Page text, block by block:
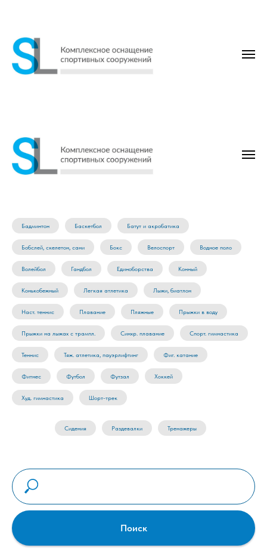
Бадминтон Баскетбол Батут и акробатика
Бобслей, скелетон, сани Бокс Велоспорт Водное поло
Волейбол Гандбол Единоборства Конный
Конькобежный Легкая атлетика Лыжи, биатлон
Наст. теннис Плавание Пляжные Прыжки в воду
Прыжки на лыжах с трампл. Синхр. плавание Спорт. гимнастика
Теннис Тяж. атлетика, пауэрлифтинг Фиг. катание
Фитнес Футбол Футзал Хоккей
Худ. гимнастика Шорт-трек
Сидения Раздевалки Тренажеры
Поиск